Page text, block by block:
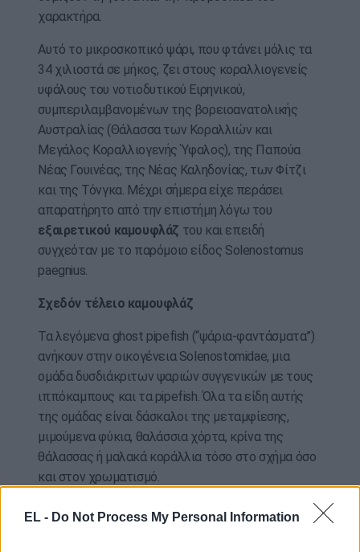
EL - Do Not Process My Personal Information
χαρακτήρα.
Αυτό το μικροσκοπικό ψάρι, που φτάνει μόλις τα
34 χιλιοστά σε μήκος, ζει στους κοραλλιογενείς
υφάλους του νοτιοδυτικού Ειρηνικού,
συμπεριλαμβανομένων της βορειοανατολικής
Αυστραλίας (Θάλασσα των Κοραλλιών και
Μεγάλος Κοραλλιογενής Ύφαλος), της Παπούα
Νέας Γουινέας, της Νέας Καληδονίας, των Φίτζι
και της Τόνγκα. Μέχρι σήμερα είχε περάσει
απαρατήρητο από την επιστήμη λόγω του
εξαιρετικού καμουφλάζ του και επειδή
συγχεόταν με το παρόμοιο είδος Solenostomus
paegnius.
Σχεδόν τέλειο καμουφλάζ
Τα λεγόμενα ghost pipefish (“ψάρια-φαντάσματα”)
ανήκουν στην οικογένεια Solenostomidae, μια
ομάδα δυσδιάκριτων ψαριών συγγενικών με τους
ιππόκαμπους και τα pipefish. Όλα τα είδη αυτής
της ομάδας είναι δάσκαλοι της μεταμφίεσης,
μιμούμενα φύκια, θαλάσσια χόρτα, κρίνα της
θάλασσας ή μαλακά κοράλλια τόσο στο σχήμα όσο
και στον χρωματισμό.
Το νέο είδος ξεχωρίζει από τους συγγενείς του